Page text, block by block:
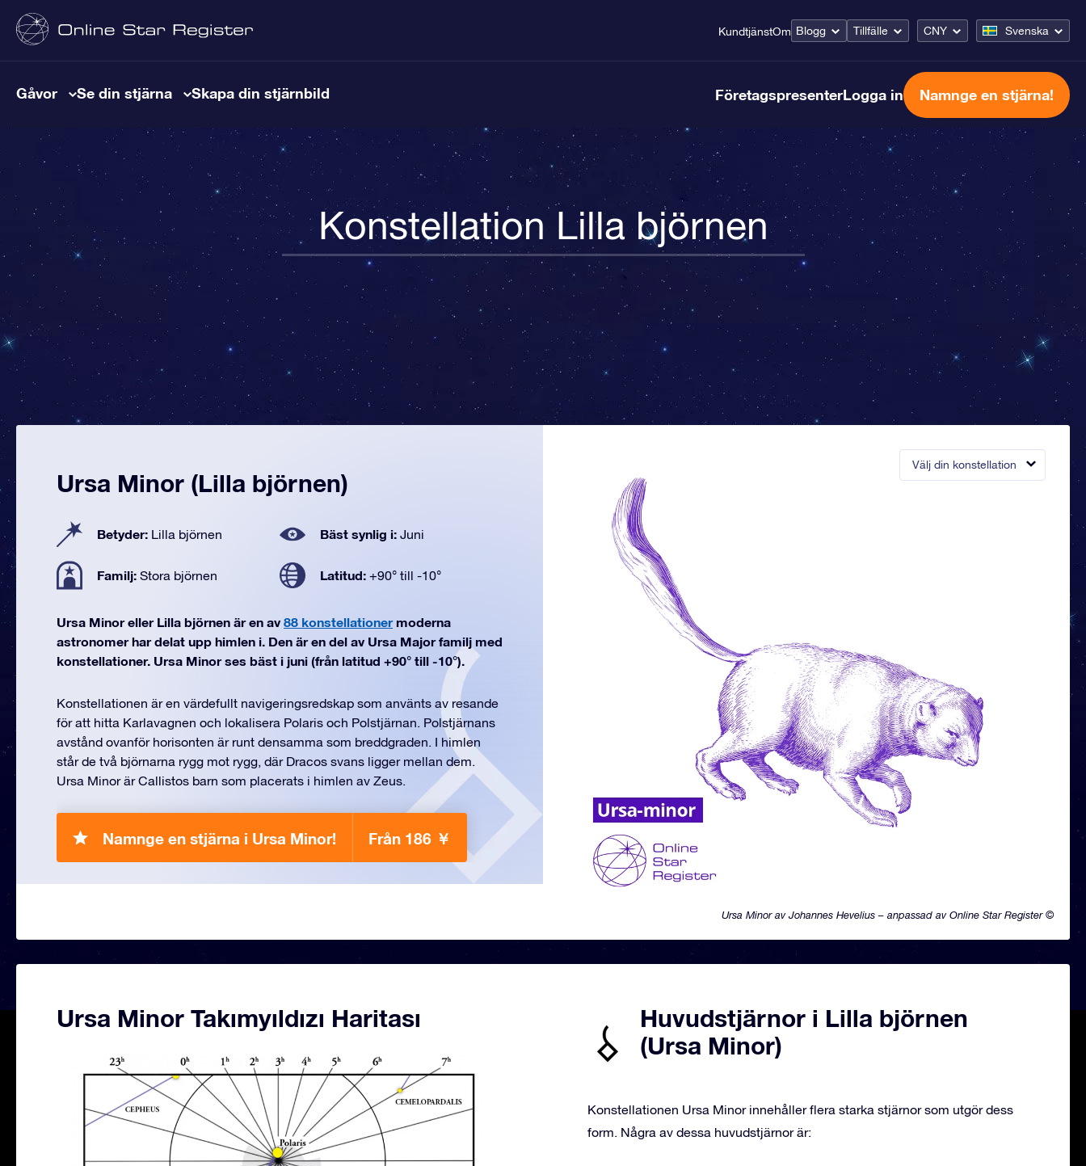
KundtjänstOm Blogg Tillfälle CNY Svenska
Gåvor Se din stjärna Skapa din stjärnbild FöretagspresenterLogga in Namnge en stjärna!
Konstellation Lilla björnen
Välj din konstellation
Ursa Minor av Johannes Hevelius – anpassad av Online Star Register ©
Ursa Minor (Lilla björnen)
Betyder: Lilla björnen Bäst synlig i: Juni
Familj: Stora björnen Latitud: +90° till -10°
Ursa Minor eller Lilla björnen är en av 88 konstellationermoderna
astronomer har delat upp himlen i. Den är en del av Ursa Major familj med
konstellationer. Ursa Minor ses bäst i juni (från latitud +90° till -10°).
Konstellationen är en värdefullt navigeringsredskap som använts av resande
för att hitta Karlavagnen och lokalisera Polaris och Polstjärnan. Polstjärnans
avstånd ovanför horisonten är runt densamma som breddgraden. I himlen
står de två björnarna rygg mot rygg, där Dracos svans ligger mellan dem.
Ursa Minor är Callistos barn som placerats i himlen av Zeus.
Namnge en stjärna i Ursa Minor! Från 186 ￥
Ursa Minor Takımyıldızı Haritası
Huvudstjärnor i Lilla björnen
(Ursa Minor)
Konstellationen Ursa Minor innehåller flera starka stjärnor som utgör dess
form. Några av dessa huvudstjärnor är: